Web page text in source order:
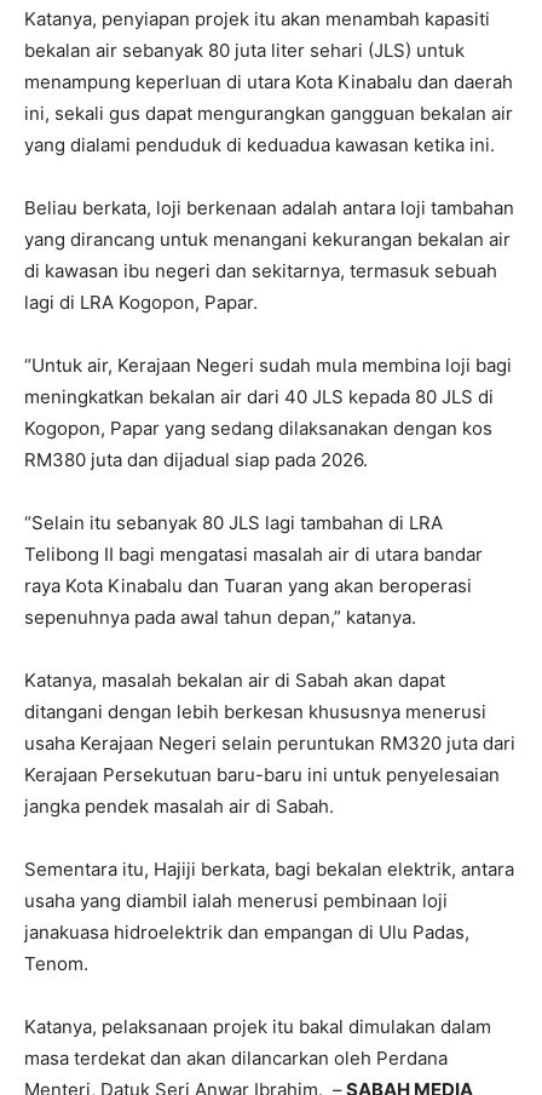
Katanya, penyiapan projek itu akan menambah kapasiti
bekalan air sebanyak 80 juta liter sehari (JLS) untuk
menampung keperluan di utara Kota Kinabalu dan daerah
ini, sekali gus dapat mengurangkan gangguan bekalan air
yang dialami penduduk di keduadua kawasan ketika ini.
Beliau berkata, loji berkenaan adalah antara loji tambahan
yang dirancang untuk menangani kekurangan bekalan air
di kawasan ibu negeri dan sekitarnya, termasuk sebuah
lagi di LRA Kogopon, Papar.
“Untuk air, Kerajaan Negeri sudah mula membina loji bagi
meningkatkan bekalan air dari 40 JLS kepada 80 JLS di
Kogopon, Papar yang sedang dilaksanakan dengan kos
RM380 juta dan dijadual siap pada 2026.
“Selain itu sebanyak 80 JLS lagi tambahan di LRA
Telibong II bagi mengatasi masalah air di utara bandar
raya Kota Kinabalu dan Tuaran yang akan beroperasi
sepenuhnya pada awal tahun depan,” katanya.
Katanya, masalah bekalan air di Sabah akan dapat
ditangani dengan lebih berkesan khususnya menerusi
usaha Kerajaan Negeri selain peruntukan RM320 juta dari
Kerajaan Persekutuan baru-baru ini untuk penyelesaian
jangka pendek masalah air di Sabah.
Sementara itu, Hajiji berkata, bagi bekalan elektrik, antara
usaha yang diambil ialah menerusi pembinaan loji
janakuasa hidroelektrik dan empangan di Ulu Padas,
Tenom.
Katanya, pelaksanaan projek itu bakal dimulakan dalam
masa terdekat dan akan dilancarkan oleh Perdana
Menteri, Datuk Seri Anwar Ibrahim. –SABAH MEDIA